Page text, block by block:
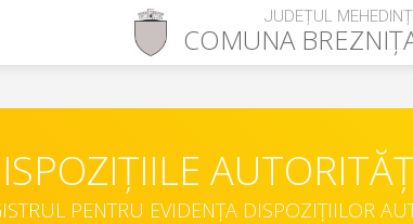
JUDEȚUL
COMUNA
PENTRU EVIDENȚA DISPOZIȚIILOR